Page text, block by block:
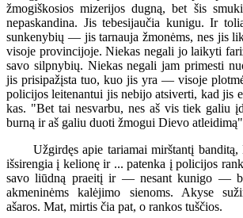
žmogiškosios mizerijos dugną, bet šis
nepaskandina. Jis tebesijaučia kunigu. Ir
sunkenybių — jis tarnauja žmonėms, nes jis
visoje provincijoje. Niekas negali jo laikyti
savo silpnybių. Niekas negali jam primesti
jis prisipažįsta tuo, kuo jis yra — visoje
policijos leitenantui jis nebijo atsiverti, kad jis
kas. "Bet tai nesvarbu, nes aš vis tiek galiu
burną ir aš galiu duoti žmogui Dievo
Užgirdęs apie tariamai mirštantį banditą,
išsirengia į kelionę ir ... patenka į policijos
savo liūdną praeitį ir — nesant kunigo —
akmeninėms kalėjimo sienoms. Akyse
ašaros. Mat, mirtis čia pat, o rankos tuščios.